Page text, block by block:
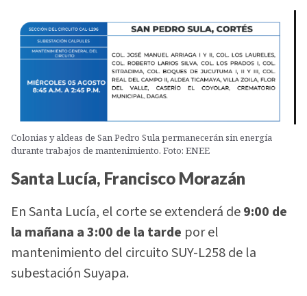
Colonias y aldeas de San Pedro Sula permanecerán sin energía
durante trabajos de mantenimiento. Foto: ENEE
Santa Lucía, Francisco Morazán
En Santa Lucía, el corte se extenderá de9:00 de
la mañana a 3:00 de la tarde por el
mantenimiento del circuito SUY-L258 de la
subestación Suyapa.